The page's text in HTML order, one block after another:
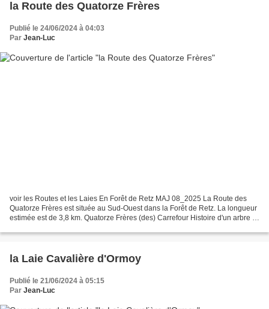
la Route des Quatorze Frères
Publié le 24/06/2024 à 04:03
Par Jean-Luc
voir les Routes et les Laies En Forêt de Retz MAJ 08_2025 La Route des
Quatorze Frères est située au Sud-Ouest dans la Forêt de Retz. La longueur
estimée est de 3,8 km. Quatorze Frères (des) Carrefour Histoire d'un arbre et
la Laie Cavalière d'Ormoy
Publié le 21/06/2024 à 05:15
Par Jean-Luc